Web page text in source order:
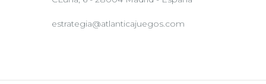
estrategia@atlanticajuegos.com